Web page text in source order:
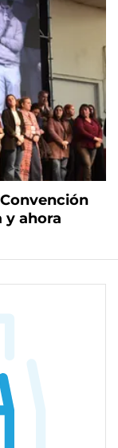
y ahora